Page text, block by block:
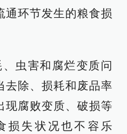
通环节发生的粮食损
虫害和腐烂变质问
去除、损耗和废品率
现腐败变质、破损等
损失状况也不容乐